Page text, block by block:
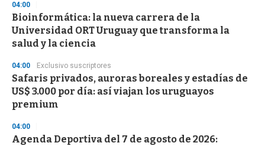
04:00
Bioinformática: la nueva carrera de la
Universidad ORT Uruguay que transforma la
salud y la ciencia
04:00 Exclusivo suscriptores
Safaris privados, auroras boreales y estadías de
US$ 3.000 por día: así viajan los uruguayos
premium
04:00
Agenda Deportiva del 7 de agosto de 2026: